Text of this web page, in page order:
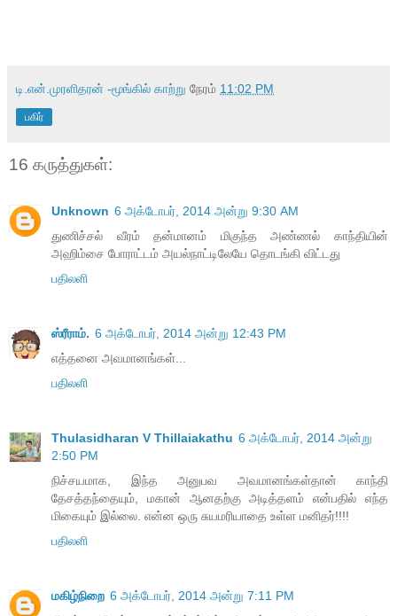
டி.என்.முரளிதரன் -மூங்கில் காற்று நேரம் 11:02 PM
பகிர்
16 கருத்துகள்:
Unknown 6 அக்டோபர், 2014 அன்று 9:30 AM
துணிச்சல் வீரம் தன்மானம் மிகுந்த அண்ணல் காந்தியின்
அஹிம்சை போராட்டம் அயல்நாட்டிலேயே தொடங்கி விட்டது
பதிலளி
ஸ்ரீராம். 6 அக்டோபர், 2014 அன்று 12:43 PM
எத்தனை அவமானங்கள்...
பதிலளி
Thulasidharan V Thillaiakathu 6 அக்டோபர், 2014 அன்று
2:50 PM
நிச்சயமாக, இந்த அனுபவ அவமானங்கள்தான் காந்தி
தேசத்தந்தையும், மகான் ஆனதற்கு அடித்தளம் என்பதில் எந்த
மிகையும் இல்லை. என்ன ஒரு சுயமரியாதை உள்ள மனிதர்!!!!
பதிலளி
மகிழ்நிறை 6 அக்டோபர், 2014 அன்று 7:11 PM